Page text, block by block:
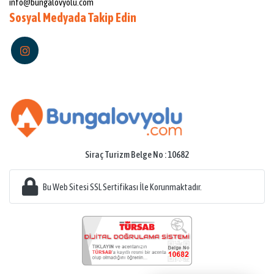
Sapanca’da kiralık bungalov
imkanı sunar. Doğanın içerisinde yer almasının yanı sıra size
özel terasları, bahçeleri, havuz veya jakuzi gibi özellikleri ile
tatil seçeneği sunmaktadır.
Sapanca’da hem doğa ile iç içe bir tatil yapabilirsiniz. İster
tüm gün havuz kenarında temiz hava ve kuş sesleri ile tatil
yürüyüşleri, piknik, ata binmek veya off road turlarına
katılmak gibi birçok tatil seçeneğini yapabilirsiniz.
Bungalovların en güzel özelliği insanlardan uzak olarak tatil
insanların içerisinde hareket etmek zorunda değilsiniz.
Sadece size özel ayrılmış bungalov alanında kendi
programınıza göre yaşayabilirsiniz.
Diğer otellere birçok kişinin arasında yapacağınız bir tatile
info@bungalovyolu.com
Sosyal Medyada Takip Edin
Siraç Turizm Belge No : 10682
Bu Web Sitesi SSL Sertifikası İle Korunmaktadır.